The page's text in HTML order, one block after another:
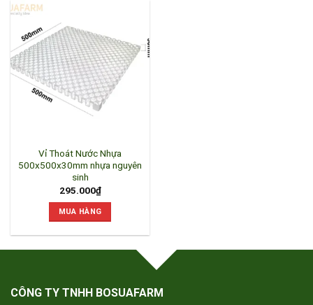
Vỉ Thoát Nước Nhựa
500x500x30mm nhựa nguyên
sinh
295.000₫
MUA HÀNG
CÔNG TY TNHH BOSUAFARM